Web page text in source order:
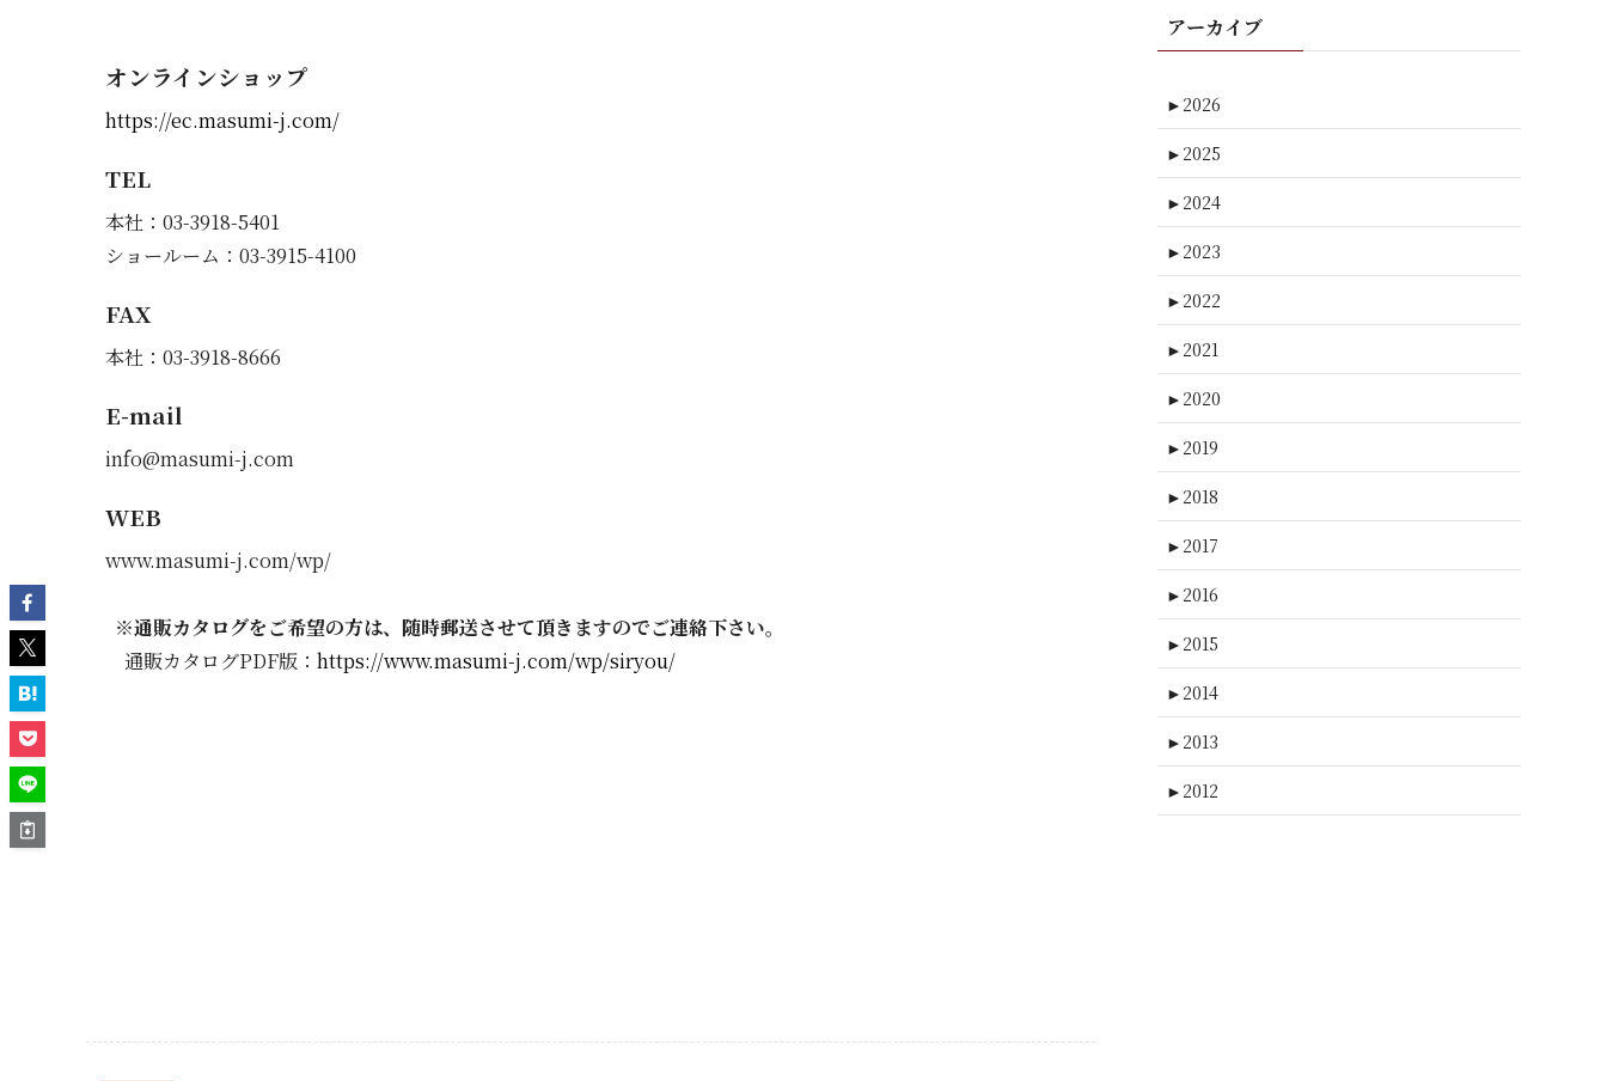
オンラインショップ
https://ec.masumi-j.com/
TEL
本社：03-3918-5401
ショールーム：03-3915-4100
FAX
本社：03-3918-8666
E-mail
info@masumi-j.com
WEB
www.masumi-j.com/wp/
※通販カタログをご希望の方は、随時郵送させて頂きますのでご連絡下さい。
通販カタログPDF版： https://www.masumi-j.com/wp/siryou/
アーカイブ
► 2026
► 2025
► 2024
► 2023
► 2022
► 2021
► 2020
► 2019
► 2018
► 2017
► 2016
► 2015
► 2014
► 2013
► 2012